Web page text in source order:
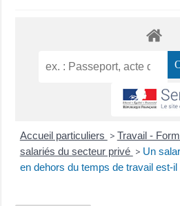
Accueil particuliers > Travail -
salariés du secteur privé > Un
en dehors du temps de travail est-